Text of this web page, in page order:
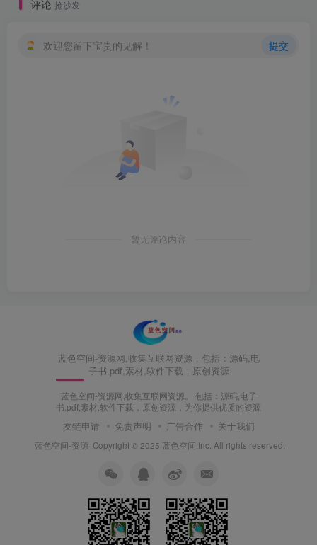
评论 抢沙发
欢迎您留下宝贵的见解！ 提交
暂无评论内容
蓝色空间-资源网,收集互联网资源，包括：源码,电
子书,pdf,素材,软件下载，原创资源
蓝色空间-资源网,收集互联网资源。 包括：源码,电子
书,pdf,素材,软件下载，原创资源，为你提供优质的资源
友链申请 免责声明 广告合作 关于我们
蓝色空间-资源 Copyright © 2025 蓝色空间.Inc. All rights reserved.